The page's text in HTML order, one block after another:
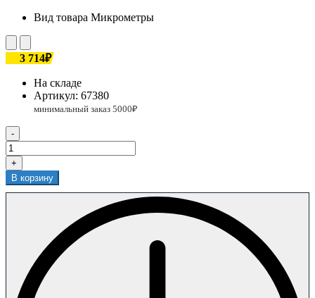
Вид товара Микрометры
3 714₽
На складе
Артикул: 67380
-
+
В корзину